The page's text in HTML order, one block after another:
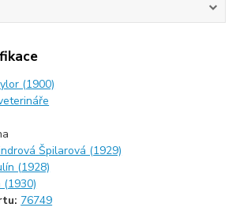
(1900)
Špilarová (1929)
(1928)
76749